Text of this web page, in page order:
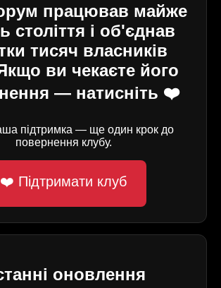
працював майже
століття і об'єднав
тисяч власників
ви чекаєте його
— натисніть ❤️
підтримка — ще один крок до
повернення клубу.
❤️ Підтримати клуб
оновлення